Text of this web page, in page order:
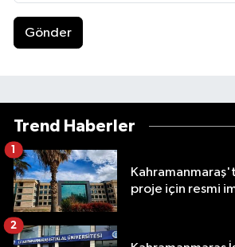
Gönder
Trend Haberler
proje için resmi
1
2